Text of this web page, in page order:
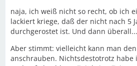
naja, ich weiß nicht so recht, ob ich
lackiert kriege, daß der nicht nach 5
durchgerostet ist. Und dann überall...
Aber stimmt: vielleicht kann man
anschrauben. Nichtsdestotrotz habe